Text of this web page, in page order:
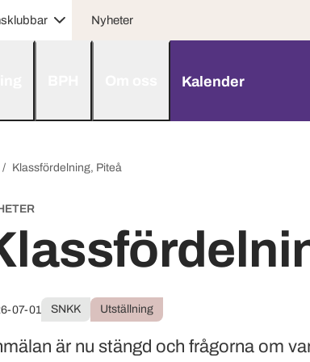
Nyheter
Kalender
Klassfördelning, Piteå
07-01 SNKK Utställning
är nu stängd och frågorna om